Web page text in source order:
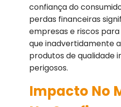
confiança do
perdas financeiras
empresas e riscos
que inadvertidamente
produtos de qualidade
perigosos.
Impacto No